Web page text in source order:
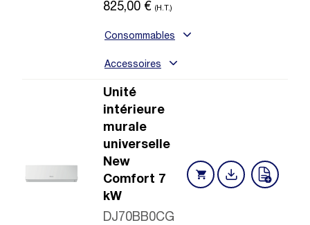
825,00 € (H.T.)
Consommables
Accessoires
Unité
intérieure
murale
universelle
New
Comfort 7
kW
DJ70BB0CG